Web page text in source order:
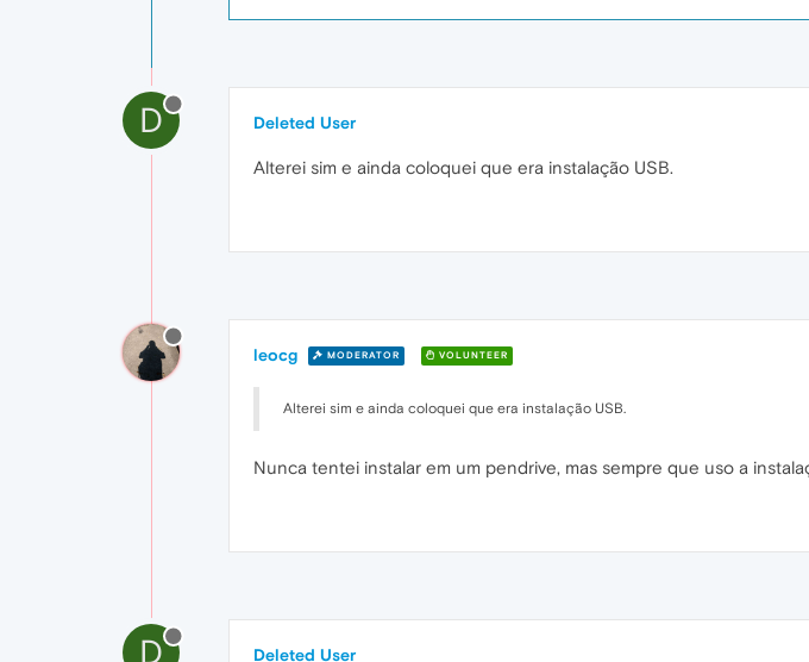
D Deleted User
Alterei sim e ainda coloquei que era instalação USB.
leocg MODERATOR VOLUNTEER
Alterei sim e ainda coloquei que era instalação USB.
Nunca tentei instalar em um pendrive, mas sempre que uso a
D Deleted User